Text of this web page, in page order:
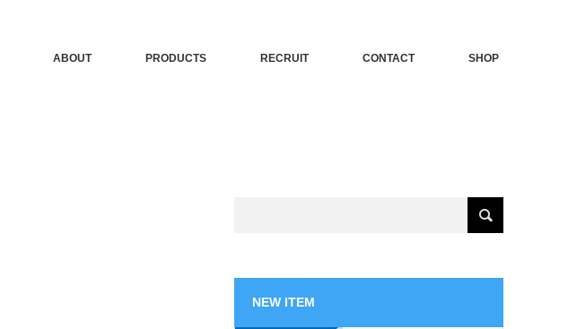
ABOUT PRODUCTS RECRUIT CONTACT SHOP
NEW ITEM